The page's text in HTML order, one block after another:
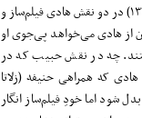
(۱۳۷۳) در دو نقش هادی فیلم‌ساز و
از هادی می‌خواهد پی‌جوی او
چه در نقش حبیب که در
که همراهی حنیفه (زلاتا
شود اما خودِ فیلم‌ساز انگار